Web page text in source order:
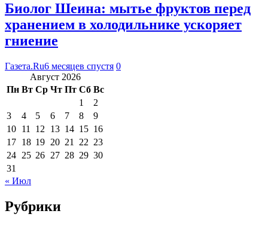
Биолог Шеина: мытье фруктов перед
хранением в холодильнике ускоряет
гниение
Газета.Ru6 месяцев спустя 0
Август 2026
Пн Вт Ср Чт Пт Сб Вс
1
2
3
4 5 6 7 8
9
10 11 12 13 14 15 16
17 18 19 20 21 22 23
24 25 26 27 28 29 30
31
« Июл
Рубрики